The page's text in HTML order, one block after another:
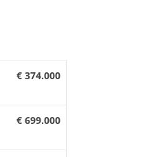
€ 374.000
€ 699.000